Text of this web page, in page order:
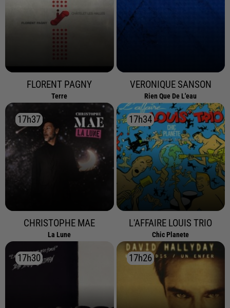
FLORENT PAGNY
Terre
VERONIQUE SANSON
Rien Que De L'eau
17h37
17h37
CHRISTOPHE MAE
La Lune
17h34
17h34
L'AFFAIRE LOUIS TRIO
Chic Planete
17h30
17h30 17h26
17h26